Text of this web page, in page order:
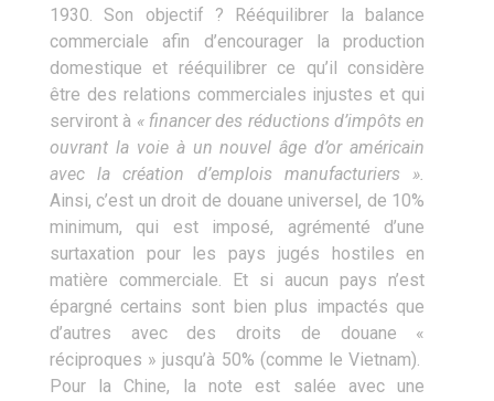
1930. Son objectif ? Rééquilibrer la balance
commerciale afin d’encourager la production
domestique et rééquilibrer ce qu’il considère
être des relations commerciales injustes et qui
serviront à « financer des réductions d’impôts en
ouvrant la voie à un nouvel âge d’or américain
avec la création d’emplois manufacturiers ».
Ainsi, c’est un droit de douane universel, de 10%
minimum, qui est imposé, agrémenté d’une
surtaxation pour les pays jugés hostiles en
matière commerciale. Et si aucun pays n’est
épargné certains sont bien plus impactés que
d’autres avec des droits de douane «
réciproques » jusqu’à 50% (comme le Vietnam).
Pour la Chine, la note est salée avec une